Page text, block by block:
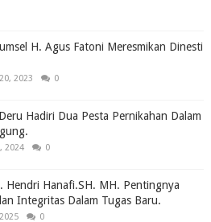
H. Agus Fatoni Meresmikan Dinesti
2023 0
Hadiri Dua Pesta Pernikahan Dalam
2024 0
Hendri Hanafi.SH. MH. Pentingnya
Integritas Dalam Tugas Baru.
0